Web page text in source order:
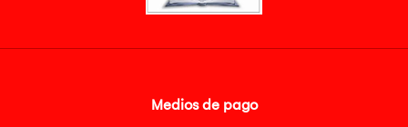
Medios de pago